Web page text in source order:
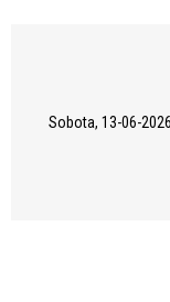
Organizator
Sobota, 13-06-2026